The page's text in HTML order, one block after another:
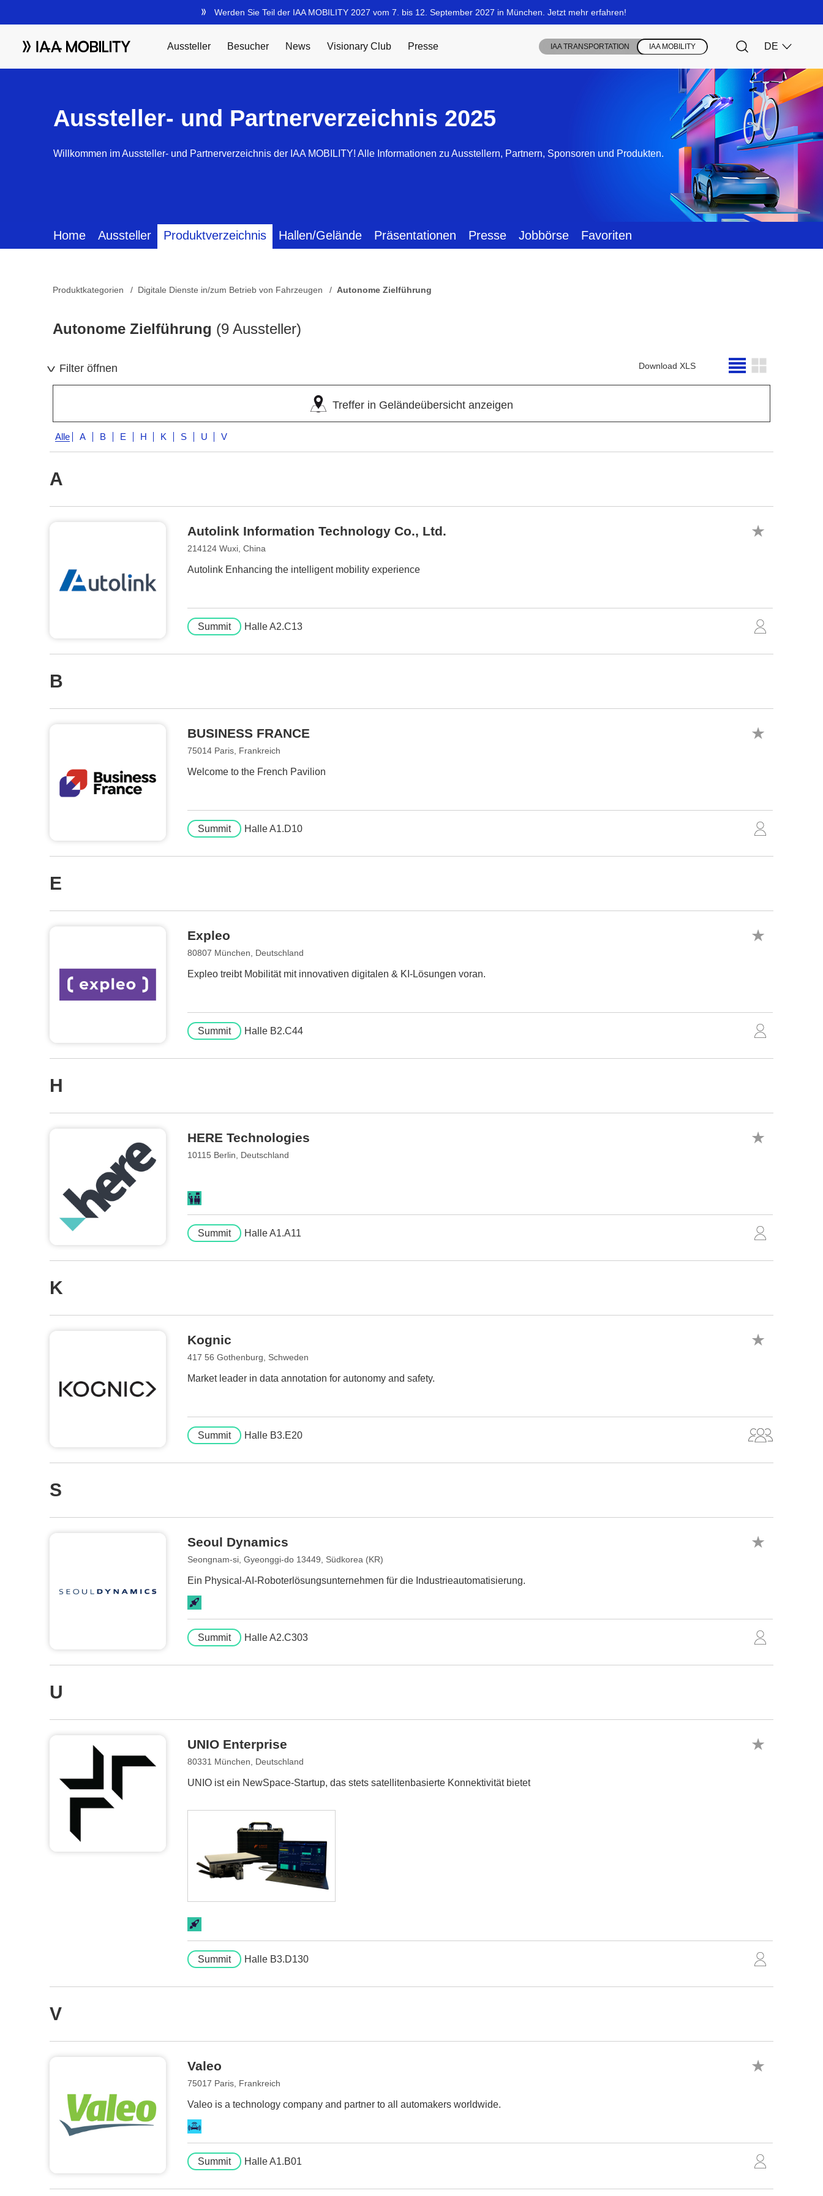
Aussteller- und Partnerverzeichnis 2025
Willkommen im Aussteller- und Partnerverzeichnis der IAA MOBILITY! Alle Informationen zu Ausstellern, Partnern, Sponsoren und Produkten.
Home Aussteller Produktverzeichnis Hallen/Gelände Präsentationen Presse Jobbörse Favoriten
Produktkategorien Digitale Dienste in/zum Betrieb von Fahrzeugen Autonome Zielführung
Autonome Zielführung (9 Aussteller)
Filter öffnen Download XLS
Treffer in Geländeübersicht anzeigen
Alle A B E H K S U V
A
Autolink Information Technology Co., Ltd.
214124 Wuxi, China
Autolink Enhancing the intelligent mobility experience
Summit Halle A2.C13
B
BUSINESS FRANCE
75014 Paris, Frankreich
Welcome to the French Pavilion
Summit Halle A1.D10
E
Expleo
80807 München, Deutschland
Expleo treibt Mobilität mit innovativen digitalen & KI-Lösungen voran.
Summit Halle B2.C44
H
HERE Technologies
10115 Berlin, Deutschland
Summit Halle A1.A11
K
Kognic
417 56 Gothenburg, Schweden
Market leader in data annotation for autonomy and safety.
Summit Halle B3.E20
S
Seoul Dynamics
Seongnam-si, Gyeonggi-do 13449, Südkorea (KR)
Ein Physical-AI-Roboterlösungsunternehmen für die Industrieautomatisierung.
Summit Halle A2.C303
U
UNIO Enterprise
80331 München, Deutschland
UNIO ist ein NewSpace-Startup, das stets satellitenbasierte Konnektivität bietet
Summit Halle B3.D130
V
Valeo
75017 Paris, Frankreich
Valeo is a technology company and partner to all automakers worldwide.
Summit Halle A1.B01